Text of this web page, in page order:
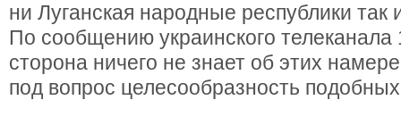
ни Луганская народные республики так
По сообщению украинского телеканала
сторона ничего не знает об этих
под вопрос целесообразность